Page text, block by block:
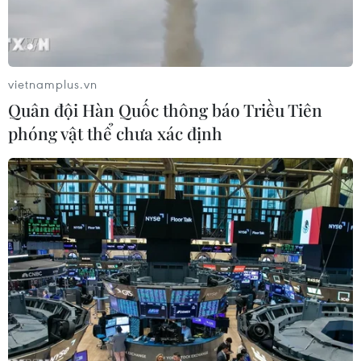
Lấy mẫu dịch để xét nghiệm COVID-19. (Ảnh: THX/TTXVN)
Ngày 30/3, Liên hợp quốc cho biết các cơ quan
của tổ chức này đang phối hợp với nhau để
cung cấp sự hỗ trợ quan trọng cho các quốc đảo
vietnamplus.vn
Quân đội Hàn Quốc thông báo Triều Tiên
phóng vật thể chưa xác định